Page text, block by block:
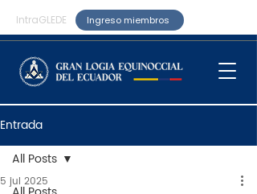
Ingreso miembros
IntraGLEDE
Entrada
All Posts
5 jul 2025